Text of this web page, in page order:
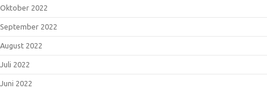
Oktober 2022
September 2022
August 2022
Juli 2022
Juni 2022